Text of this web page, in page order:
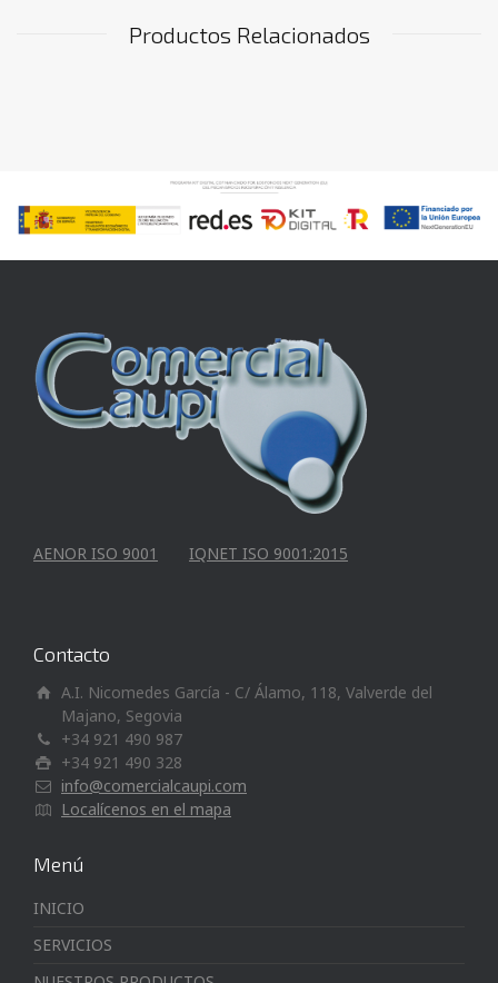
Productos Relacionados
AENOR ISO 9001 IQNET ISO 9001:2015
Contacto
A.I. Nicomedes García - C/ Álamo, 118, Valverde del
Majano, Segovia
+34 921 490 987
+34 921 490 328
info@comercialcaupi.com
Localícenos en el mapa
Menú
INICIO
SERVICIOS